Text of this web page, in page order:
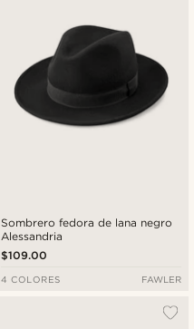
Sombrero fedora de lana negro
Alessandria
$109.00
4 COLORES FAWLER